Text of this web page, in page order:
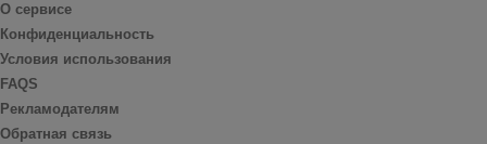
О сервисе
Конфиденциальность
Условия использования
FAQS
Рекламодателям
Обратная связь